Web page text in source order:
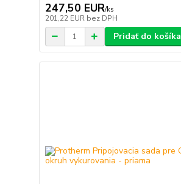
247,50 EUR/ks
201,22 EUR bez DPH
Pridať do košíka